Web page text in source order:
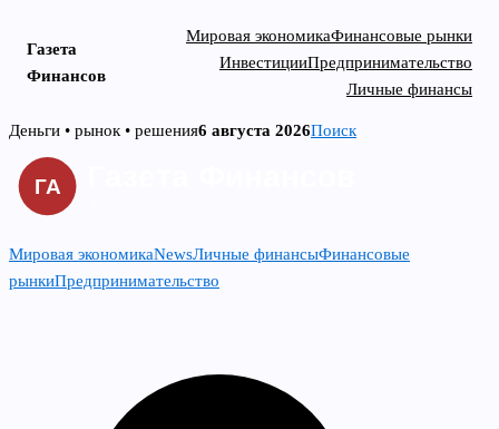
Газета
Финансов
Мировая экономикаФинансовые рынки
ИнвестицииПредпринимательство
Личные финансы
Skip
content
Деньги • рынок • решения6 августа 2026Поиск
Мировая экономикаNewsЛичные финансыФинансовые
рынкиПредпринимательство